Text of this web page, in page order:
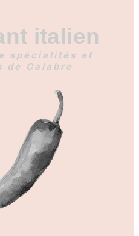
italien
spécialités et
de Calabre